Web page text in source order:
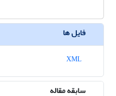
فایل ها
سابقه مقاله